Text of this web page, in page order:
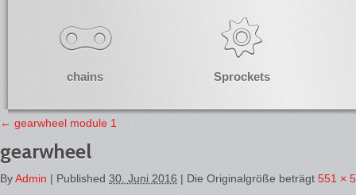
chains Sprockets
← gearwheel module 1
gearwheel
ByAdmin | Published 30. Juni 2016 | Die Originalgröße beträgt 551 ×